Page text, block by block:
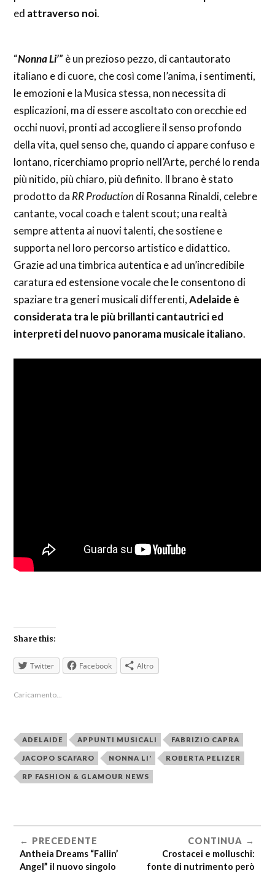
ed attraverso noi.
“Nonna Li’” è un prezioso pezzo, di cantautorato
italiano e di cuore, che così come l’anima, i sentimenti,
le emozioni e la Musica stessa, non necessita di
esplicazioni, ma di essere ascoltato con orecchie ed
occhi nuovi, pronti ad accogliere il senso profondo
della vita, quel senso che, quando ci appare confuso e
lontano, ricerchiamo proprio nell’Arte, perché lo renda
più nitido, più chiaro, più definito. Il brano è stato
prodotto da RR Productiondi Rosanna Rinaldi, celebre
cantante, vocal coach e talent scout; una realtà
sempre attenta ai nuovi talenti, che sostiene e
supporta nel loro percorso artistico e didattico.
Grazie ad una timbrica autentica e ad un’incredibile
caratura ed estensione vocale che le consentono di
spaziare tra generi musicali differenti,Adelaide è
considerata tra le più brillanti cantautrici ed
interpreti del nuovo panorama musicale italiano.
Share this:
Twitter Facebook Altro
Caricamento...
ADELAIDE APPUNTI MUSICALI FABRIZIO CAPRA
JACOPO SCAFARO NONNA LI' ROBERTA PELIZER
RP FASHION & GLAMOUR NEWS
PRECEDENTE
Antheia Dreams “Fallin’
Angel” il nuovo singolo
CONTINUA
Crostacei e molluschi:
fonte di nutrimento però